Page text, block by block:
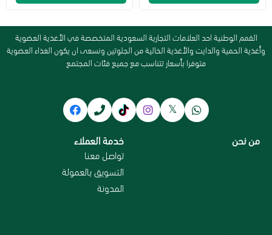
القمم الوطنية احد العلامات التجارية السعودية المتخصصة في الأغذية العضوية
وأغذية الحمية والدايت والأغذية الخالية من الجلوتين ونسعى ان يكون الغذاء العضوية
متوفرا بأسعار تتناسب مع جميع فئات المجتمع
من نحن خدمة العملاء
تواصل معنا
التسويق بالعمولة
المدونة